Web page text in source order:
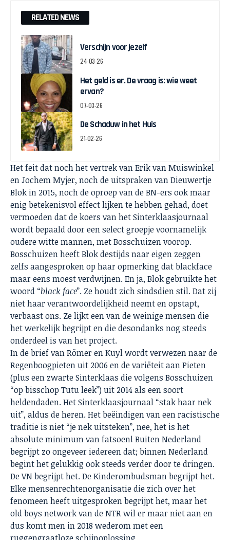
RELATED NEWS
Verschijn voor jezelf
24-03-26
Het geld is er. De vraag is: wie weet
ervan?
07-03-26
De Schaduw in het Huis
21-02-26
Het feit dat noch het vertrek van Erik van Muiswinkel
en Jochem Myjer, noch de uitspraken van Dieuwertje
Blok in 2015, noch de oproep van de BN-ers ook maar
enig betekenisvol effect lijken te hebben gehad, doet
vermoeden dat de koers van het Sinterklaasjournaal
wordt bepaald door een select groepje voornamelijk
oudere witte mannen, met Bosschuizen voorop.
Bosschuizen heeft Blok destijds naar eigen zeggen
zelfs aangesproken op haar opmerking dat blackface
maar eens moest verdwijnen. En ja, Blok gebruikte het
woord “black face”. Ze houdt zich sindsdien stil. Dat zij
niet haar verantwoordelijkheid neemt en opstapt,
verbaast ons. Ze lijkt een van de weinige mensen die
het werkelijk begrijpt en die desondanks nog steeds
onderdeel is van het project.
In de brief van Römer en Kuyl wordt verwezen naar de
Regenboogpieten uit 2006 en de variëteit aan Pieten
(plus een zwarte Sinterklaas die volgens Bosschuizen
“op bisschop Tutu leek”) uit 2014 als een soort
heldendaden. Het Sinterklaasjournaal “stak haar nek
uit”, aldus de heren. Het beëindigen van een racistische
traditie is niet “je nek uitsteken”, nee, het is het
absolute minimum van fatsoen! Buiten Nederland
begrijpt zo ongeveer iedereen dat; binnen Nederland
begint het gelukkig ook steeds verder door te dringen.
De VN begrijpt het. De Kinderombudsman begrijpt het.
Elke mensenrechtenorganisatie die zich over het
fenomeen heeft uitgesproken begrijpt het, maar het
old boys network van de NTR wil er maar niet aan en
dus komt men in 2018 wederom met een
ruggengraatloze schijnoplossing.